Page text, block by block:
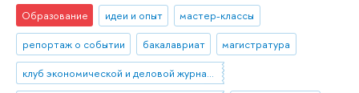
Образование идеи и опыт
мастер-классы
репортаж о событии
бакалавриат
магистратура
клуб экономической и деловой журналистики